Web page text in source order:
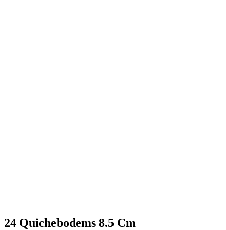
24 Quichebodems 8.5 Cm